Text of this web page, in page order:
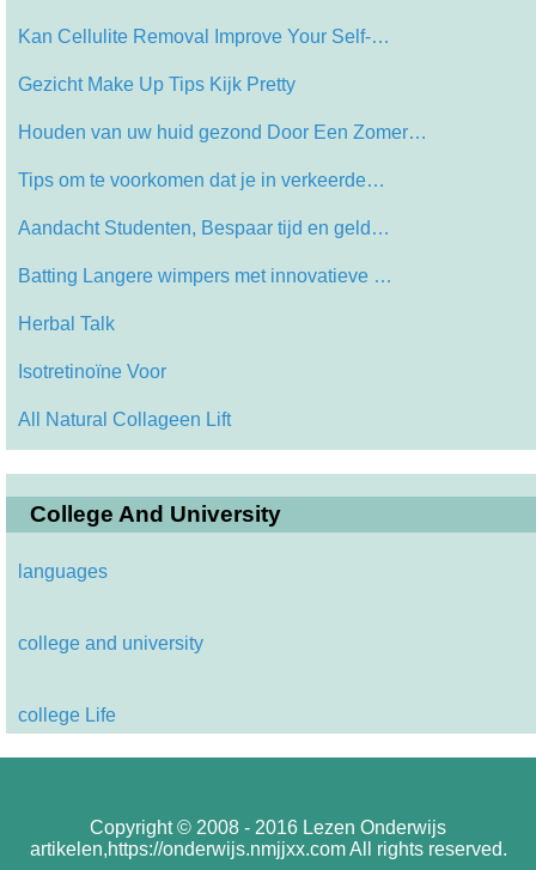
Kan Cellulite Removal Improve Your Self-…
Gezicht Make Up Tips Kijk Pretty
Houden van uw huid gezond Door Een Zomer…
Tips om te voorkomen dat je in verkeerde…
Aandacht Studenten, Bespaar tijd en geld…
Batting Langere wimpers met innovatieve …
Herbal Talk
Isotretinoïne Voor
All Natural Collageen Lift
College And University
languages
college and university
college Life
Copyright © 2008 - 2016 Lezen Onderwijs
artikelen,https://onderwijs.nmjjxx.com All rights reserved.